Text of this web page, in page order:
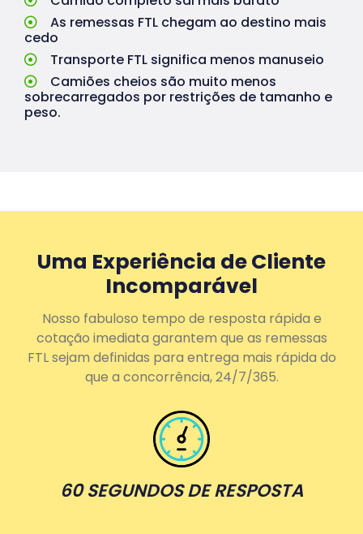
As remessas FTL chegam ao destino mais
cedo
Transporte FTL significa menos manuseio
Camiões cheios são muito menos
sobrecarregados por restrições de tamanho e
peso.
Uma Experiência de Cliente
Incomparável
Nosso fabuloso tempo de resposta rápida e
cotação imediata garantem que as remessas
FTL sejam definidas para entrega mais rápida do
que a concorrência, 24/7/365.
60 SEGUNDOS DE RESPOSTA